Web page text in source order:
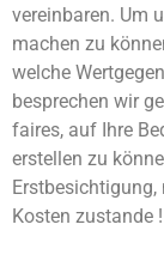
vereinbaren. Um
machen zu
welche
besprechen wir
faires, auf Ihre
erstellen zu
Kosten zustande !